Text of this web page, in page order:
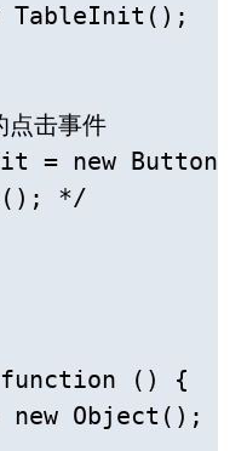
TableInit();
击事件
= new
*/
() {
Object();